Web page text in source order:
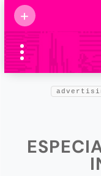
+
Supermamás
2025
Marcas de
confianza
Foro salud